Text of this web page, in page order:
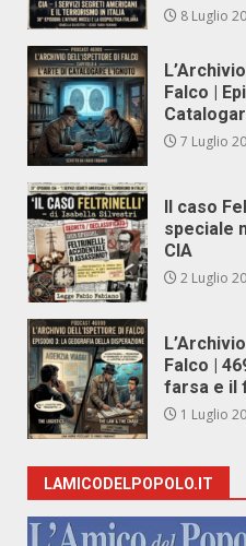
8 Luglio
Falco |
7 Luglio
Il caso
speciale
CIA
2 Luglio
Falco |
farsa e il
1 Luglio
LAMICODELPOPOLO.IT